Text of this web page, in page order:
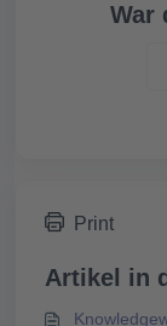
War
Print
Artikel in